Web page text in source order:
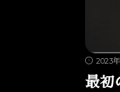
2023年
最初